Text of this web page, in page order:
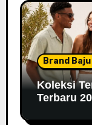
Brand
Koleksi
Terbaru